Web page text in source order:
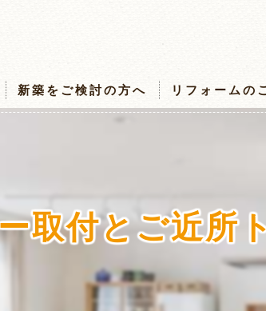
新築をご検討の方へ リフォームの
取付とご近所